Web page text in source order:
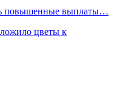
повышенные выплаты…
цветы к